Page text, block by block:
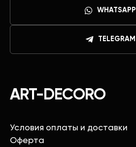
ART-DECORO
Условия оплаты и доставки
Оферта
WHATSAPP
TELEGRAM